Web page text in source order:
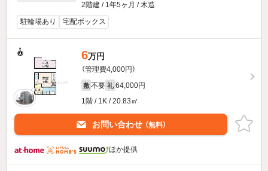
2階建 / 1年5ヶ月 / 木造
駐輪場あり
宅配ボックス
6万円
（管理費4,000円）
敷 不要 礼 64,000円
1階 / 1K / 20.83㎡
お問い合わせ （無料）
ほか提供